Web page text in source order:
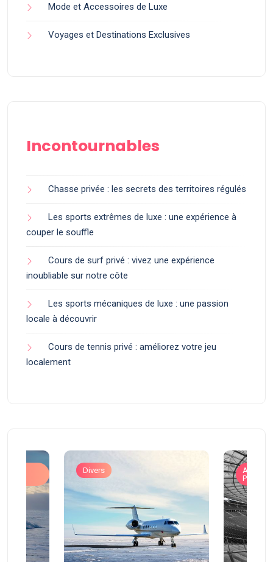
Mode et Accessoires de Luxe
Voyages et Destinations Exclusives
Incontournables
Chasse privée : les secrets des territoires régulés
Les sports extrêmes de luxe : une expérience à
couper le souffle
Cours de surf privé : vivez une expérience
inoubliable sur notre côte
Les sports mécaniques de luxe : une passion
locale à découvrir
Cours de tennis privé : améliorez votre jeu
localement
Divers
Art de